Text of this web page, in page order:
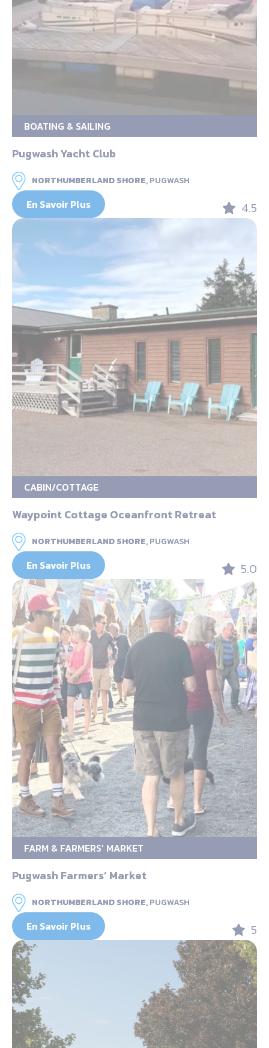
BOATING & SAILING
Pugwash Yacht Club
NORTHUMBERLAND SHORE,PUGWASH
En Savoir Plus 4.5
CABIN/COTTAGE
Waypoint Cottage Oceanfront Retreat
NORTHUMBERLAND SHORE,PUGWASH
En Savoir Plus 5.0
FARM & FARMERS’ MARKET
Pugwash Farmers’ Market
NORTHUMBERLAND SHORE,PUGWASH
En Savoir Plus 5